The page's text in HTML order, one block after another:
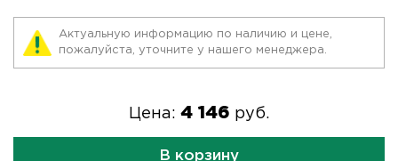
Актуальную информацию по наличию и цене,
пожалуйста, уточните у нашего менеджера.
Цена: 4 146 руб.
В корзину